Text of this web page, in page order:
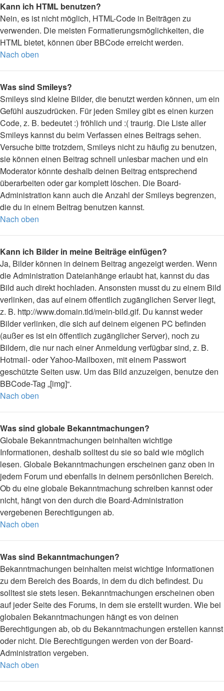
Kann ich HTML benutzen?
Nein, es ist nicht möglich, HTML-Code in Beiträgen zu
verwenden. Die meisten Formatierungsmöglichkeiten, die
HTML bietet, können über BBCode erreicht werden.
Nach oben
Was sind Smileys?
Smileys sind kleine Bilder, die benutzt werden können, um ein
Gefühl auszudrücken. Für jeden Smiley gibt es einen kurzen
Code, z. B. bedeutet :) fröhlich und :( traurig. Die Liste aller
Smileys kannst du beim Verfassen eines Beitrags sehen.
Versuche bitte trotzdem, Smileys nicht zu häufig zu benutzen,
sie können einen Beitrag schnell unlesbar machen und ein
Moderator könnte deshalb deinen Beitrag entsprechend
überarbeiten oder gar komplett löschen. Die Board-
Administration kann auch die Anzahl der Smileys begrenzen,
die du in einem Beitrag benutzen kannst.
Nach oben
Kann ich Bilder in meine Beiträge einfügen?
Ja, Bilder können in deinem Beitrag angezeigt werden. Wenn
die Administration Dateianhänge erlaubt hat, kannst du das
Bild auch direkt hochladen. Ansonsten musst du zu einem Bild
verlinken, das auf einem öffentlich zugänglichen Server liegt,
z. B. http://www.domain.tld/mein-bild.gif. Du kannst weder
Bilder verlinken, die sich auf deinem eigenen PC befinden
(außer es ist ein öffentlich zugänglicher Server), noch zu
Bildern, die nur nach einer Anmeldung verfügbar sind, z. B.
Hotmail- oder Yahoo-Mailboxen, mit einem Passwort
geschützte Seiten usw. Um das Bild anzuzeigen, benutze den
BBCode-Tag „[img]“.
Nach oben
Was sind globale Bekanntmachungen?
Globale Bekanntmachungen beinhalten wichtige
Informationen, deshalb solltest du sie so bald wie möglich
lesen. Globale Bekanntmachungen erscheinen ganz oben in
jedem Forum und ebenfalls in deinem persönlichen Bereich.
Ob du eine globale Bekanntmachung schreiben kannst oder
nicht, hängt von den durch die Board-Administration
vergebenen Berechtigungen ab.
Nach oben
Was sind Bekanntmachungen?
Bekanntmachungen beinhalten meist wichtige Informationen
zu dem Bereich des Boards, in dem du dich befindest. Du
solltest sie stets lesen. Bekanntmachungen erscheinen oben
auf jeder Seite des Forums, in dem sie erstellt wurden. Wie bei
globalen Bekanntmachungen hängt es von deinen
Berechtigungen ab, ob du Bekanntmachungen erstellen kannst
oder nicht. Die Berechtigungen werden von der Board-
Administration vergeben.
Nach oben